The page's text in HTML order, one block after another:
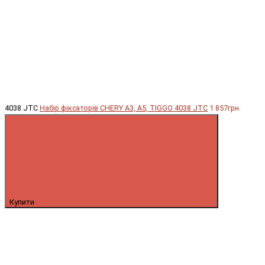
4038 JTC Набір фіксаторів CHERY A3, A5, TIGGO 4038 JTC 1 857грн.
Купити